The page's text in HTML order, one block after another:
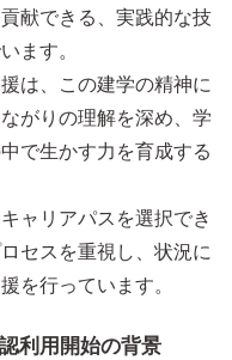
献できる、実践的な技
ます。
は、この建学の精神に
がりの理解を深め、学
で生かす力を育成する
ャリアパスを選択でき
セスを重視し、状況に
を行っています。
利用開始の背景